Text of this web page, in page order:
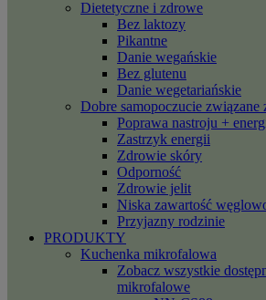
Dietetyczne i zdrowe
Bez laktozy
Pikantne
Danie wegańskie
Bez glutenu
Danie wegetariańskie
Dobre samopoczucie związane
Poprawa nastroju +
Zastrzyk energii
Zdrowie skóry
Odporność
Zdrowie jelit
Niska zawartość
Przyjazny rodzinie
PRODUKTY
Kuchenka mikrofalowa
Zobacz wszystkie
mikrofalowe